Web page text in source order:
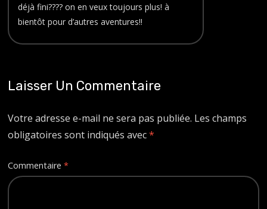
déjà fini???? on en veux toujours plus! à
bientôt pour d’autres aventures!!
Laisser Un Commentaire
Votre adresse e-mail ne sera pas publiée. Les champs
obligatoires sont indiqués avec*
Commentaire*